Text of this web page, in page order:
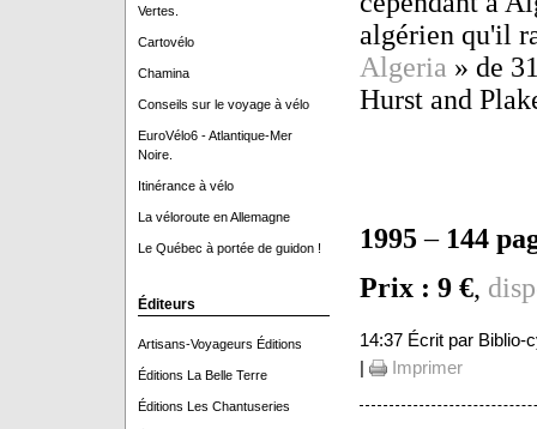
Vertes.
Cartovélo
Chamina
Conseils sur le voyage à vélo
EuroVélo6 - Atlantique-Mer
Noire.
Itinérance à vélo
La véloroute en Allemagne
Le Québec à portée de guidon !
Éditeurs
Artisans-Voyageurs Éditions
Éditions La Belle Terre
Éditions Les Chantuseries
algérien qu'il
Algeria » de
Hurst and
1995– 144
Prix : 9 €,
14:37 Écrit par Biblio-
|
Imprimer